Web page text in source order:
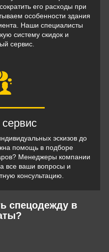
его расходы при
особенности здания
Наши специалисты
систему скидок и
сервис.
эскизов до
помощь в подборе
Менеджеры компании
все ваши вопросы и
консультацию.
спецодежду в